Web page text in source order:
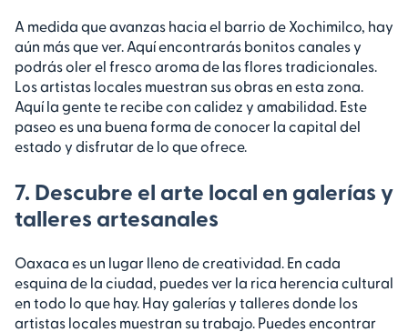
A medida que avanzas hacia el barrio de Xochimilco, hay
aún más que ver. Aquí encontrarás bonitos canales y
podrás oler el fresco aroma de las flores tradicionales.
Los artistas locales muestran sus obras en esta zona.
Aquí la gente te recibe con calidez y amabilidad. Este
paseo es una buena forma de conocer la capital del
estado y disfrutar de lo que ofrece.
7. Descubre el arte local en galerías y
talleres artesanales
Oaxaca es un lugar lleno de creatividad. En cada
esquina de la ciudad, puedes ver la rica herencia cultural
en todo lo que hay. Hay galerías y talleres donde los
artistas locales muestran su trabajo. Puedes encontrar